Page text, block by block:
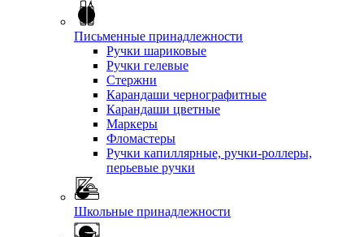
Письменные принадлежности
Ручки шариковые
Ручки гелевые
Стержни
Карандаши чернографитные
Карандаши цветные
Маркеры
Фломастеры
Ручки капиллярные, ручки-роллеры,
перьевые ручки
Школьные принадлежности